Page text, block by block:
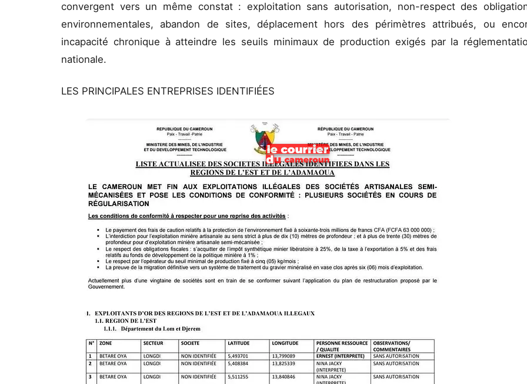
convergent vers un même constat : exploitation sans autorisation, non-respect des
environnementales, abandon de sites, déplacement hors des périmètres attribués, ou
incapacité chronique à atteindre les seuils minimaux de production exigés par la
nationale.
LES PRINCIPALES ENTREPRISES IDENTIFIÉES